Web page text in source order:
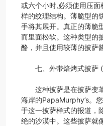
或六个小时,必须使用压
样的纹理结构。薄脆型的
手将其展开。真正的薄脆
而里面松软。这种类型的
酪，并且使用较薄的披萨
七、外带焙烤式披萨
这种披萨是在披萨变革
海岸的PapaMurphy’s。
于这一披萨样式的报道，
绝的沙漠中。这些披萨就